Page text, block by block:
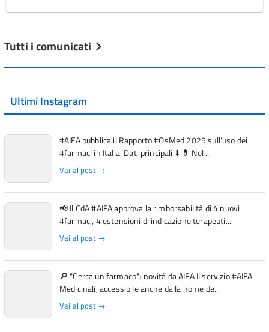
Tutti i comunicati
Ultimi Instagram
#AIFA pubblica il Rapporto #OsMed 2025 sull’uso dei
#farmaci in Italia. Dati principali ⬇️ 💊 Nel ...
Vai al post →
📢 Il CdA #AIFA approva la rimborsabilità di 4 nuovi
#farmaci, 4 estensioni di indicazione terapeuti...
Vai al post →
🔎 "Cerca un farmaco": novità da AIFA Il servizio #AIFA
Medicinali, accessibile anche dalla home de...
Vai al post →